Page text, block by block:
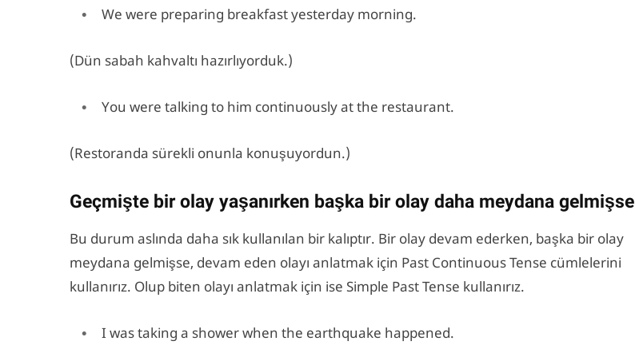
We were preparing breakfast yesterday morning.
(Dün sabah kahvaltı hazırlıyorduk.)
You were talking to him continuously at the restaurant.
(Restoranda sürekli onunla konuşuyordun.)
Geçmişte bir olay yaşanırken başka bir olay daha meydana gelmişse
Bu durum aslında daha sık kullanılan bir kalıptır. Bir olay devam ederken, başka bir olay
meydana gelmişse, devam eden olayı anlatmak için Past Continuous Tense cümlelerini
kullanırız. Olup biten olayı anlatmak için ise Simple Past Tense kullanırız.
I was taking a shower when the earthquake happened.